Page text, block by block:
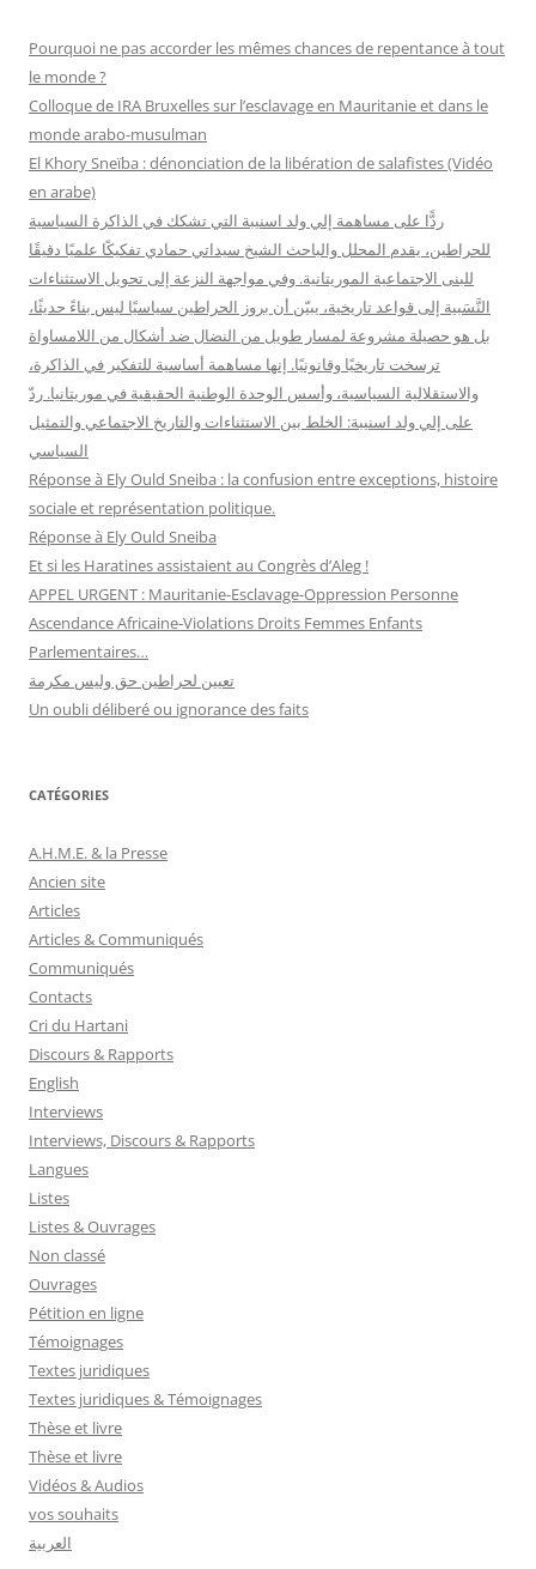
r
c
h
r
Pourquoi ne pas accorder les mêmes chances de repentance à tout
le monde ?
Colloque de IRA Bruxelles sur l’esclavage en Mauritanie et dans le
monde arabo-musulman
El Khory Sneïba : dénonciation de la libération de salafistes (Vidéo
en arabe)
ردًّا على مساهمة إلي ولد اسنيبة التي تشكك في الذاكرة السياسية
للحراطين، يقدم المحلل والباحث الشيخ سيداتي حمادي تفكيكًا علميًا دقيقًا
للبنى الاجتماعية الموريتانية. وفي مواجهة النزعة إلى تحويل الاستثناءات
النَّسَبية إلى قواعد تاريخية، يبيّن أن بروز الحراطين سياسيًا ليس بناءً حديثًا،
بل هو حصيلة مشروعة لمسار طويل من النضال ضد أشكال من اللامساواة
ترسخت تاريخيًا وقانونيًا. إنها مساهمة أساسية للتفكير في الذاكرة،
والاستقلالية السياسية، وأسس الوحدة الوطنية الحقيقية في موريتانيا. ردّ
على إلي ولد اسنيبة: الخلط بين الاستثناءات والتاريخ الاجتماعي والتمثيل
السياسي
Réponse à Ely Ould Sneiba : la confusion entre exceptions, histoire
sociale et représentation politique.
Réponse à Ely Ould Sneiba
Et si les Haratines assistaient au Congrès d’Aleg !
APPEL URGENT : Mauritanie-Esclavage-Oppression Personne
Ascendance Africaine-Violations Droits Femmes Enfants
Parlementaires…
تعيين لحراطين حق وليس مكرمة
Un oubli déliberé ou ignorance des faits
CATÉGORIES
A.H.M.E. & la Presse
Ancien site
Articles
Articles & Communiqués
Communiqués
Contacts
Cri du Hartani
Discours & Rapports
English
Interviews
Interviews, Discours & Rapports
Langues
Listes
Listes & Ouvrages
Non classé
Ouvrages
Pétition en ligne
Témoignages
Textes juridiques
Textes juridiques & Témoignages
Thèse et livre
Thèse et livre
Vidéos & Audios
vos souhaits
العربية